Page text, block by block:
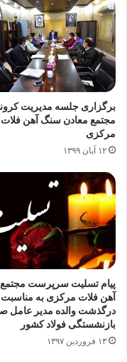
برگزاری جلسه مدیریت
مجتمع معادن سنگ آهن فلات
مرکزی
۱۲ آبان ۱۳۹۹
پیام تسلیت سرپرست
آهن فلات مرکزی به مناسبت
درگذشت والده مدیر عامل
بازنشستگی فولاد کشور
۱۳ فروردین ۱۳۹۷